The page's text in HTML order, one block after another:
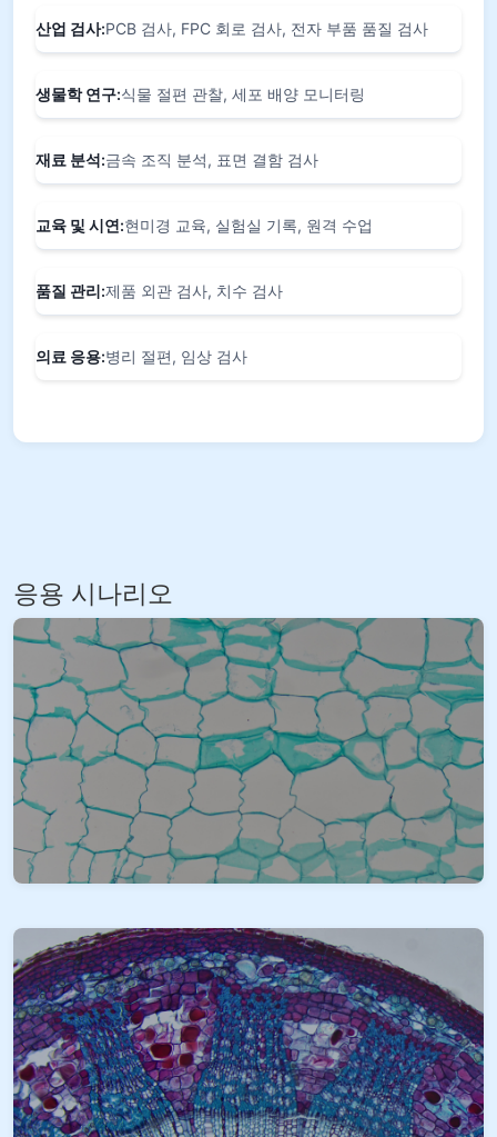
산업 검사:PCB 검사, FPC 회로 검사, 전자 부품 품질 검사
생물학 연구:식물 절편 관찰, 세포 배양 모니터링
재료 분석:금속 조직 분석, 표면 결함 검사
교육 및 시연:현미경 교육, 실험실 기록, 원격 수업
품질 관리:제품 외관 검사, 치수 검사
의료 응용:병리 절편, 임상 검사
응용 시나리오